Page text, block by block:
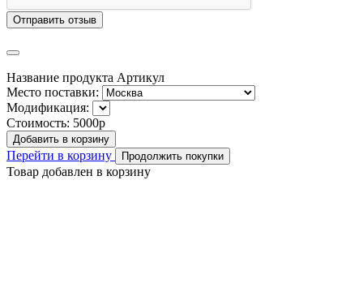
Отправить отзыв
Название продукта Артикул
Место поставки:
Модификация:
Стоимость: 5000р
Добавить в корзину
Перейти в корзину Продолжить покупки
Товар добавлен в корзину